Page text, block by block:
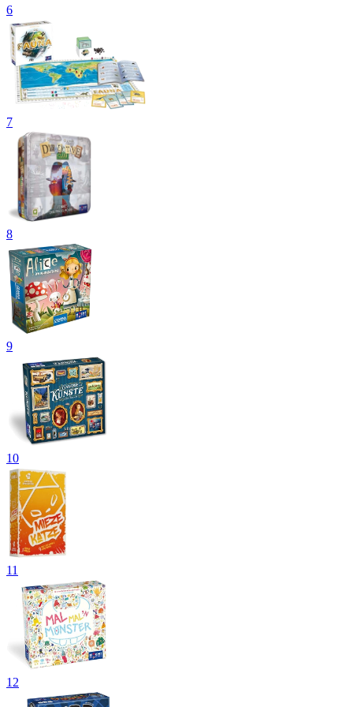
6
7
8
9
10
11
12